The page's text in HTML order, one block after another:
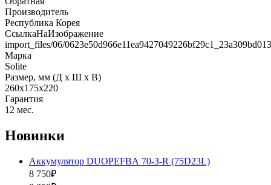
Производитель
Республика Корея
СсылкаНаИзображение
import_files/06/
Марка
Solite
Размер, мм (Д x Ш x В)
260x175x220
Гарантия
12 мес.
Новинки
Аккумулятор DUOPEFBА 70-З-R (75D23L)
8 750₽